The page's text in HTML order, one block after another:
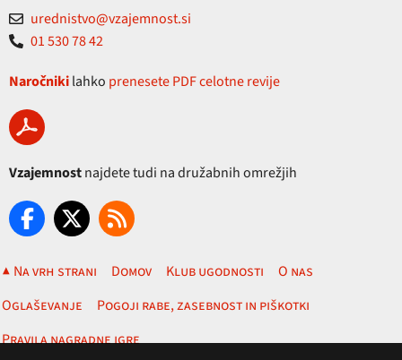
urednistvo@vzajemnost.si
01 530 78 42
Naročnikilahko prenesete PDF celotne revije
Vzajemnostnajdete tudi na družabnih omrežjih
▲ Na vrh strani Domov Klub ugodnosti
O nas
Oglaševanje
Pogoji rabe, zasebnost in piškotki
Pravila nagradne igre